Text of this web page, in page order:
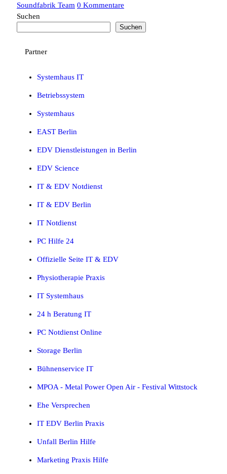
Soundfabrik Team 0 Kommentare
Suchen
Suchen
Partner
Systemhaus IT
Betriebssystem
Systemhaus
EAST Berlin
EDV Dienstleistungen in Berlin
EDV Science
IT & EDV Notdienst
IT & EDV Berlin
IT Notdienst
PC Hilfe 24
Offizielle Seite IT & EDV
Physiotherapie Praxis
IT Systemhaus
24 h Beratung IT
PC Notdienst Online
Storage Berlin
Bühnenservice IT
MPOA - Metal Power Open Air - Festival Wittstock
Ehe Versprechen
IT EDV Berlin Praxis
Unfall Berlin Hilfe
Marketing Praxis Hilfe